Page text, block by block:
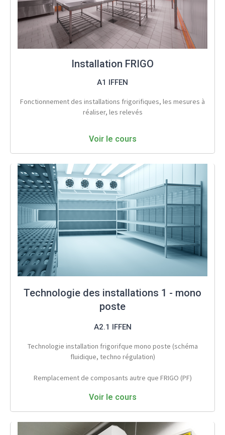
Installation FRIGO
A1 IFFEN
Fonctionnement des installations frigorifiques, les mesures à
réaliser, les relevés
Voir le cours
Technologie des installations 1 - mono
poste
A2.1 IFFEN
Technologie installation frigorifque mono poste (schéma
fluidique, techno régulation)
Remplacement de composants autre que FRIGO (PF)
Voir le cours